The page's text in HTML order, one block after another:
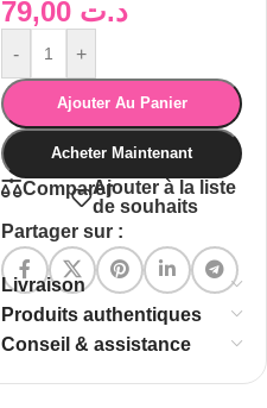
د.ت
- +
Ajouter Au Panier
Acheter Maintenant
ComparerAjouter à la liste
de souhaits
Partager sur :
Livraison
Produits authentiques
Conseil & assistance